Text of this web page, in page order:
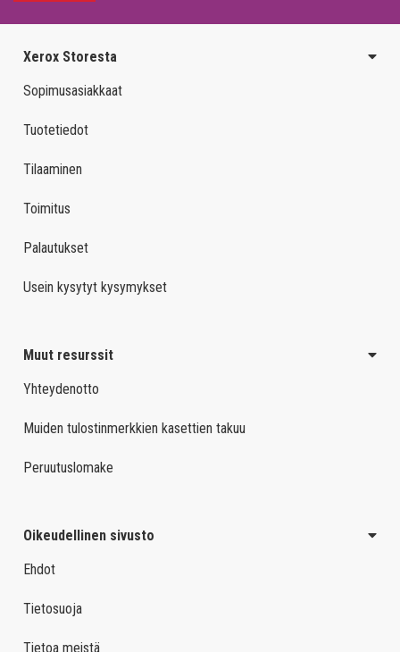
Xerox Storesta
Sopimusasiakkaat
Tuotetiedot
Tilaaminen
Toimitus
Palautukset
Usein kysytyt kysymykset
Muut resurssit
Yhteydenotto
Muiden tulostinmerkkien kasettien takuu
Peruutuslomake
Oikeudellinen sivusto
Ehdot
Tietosuoja
Tietoa meistä